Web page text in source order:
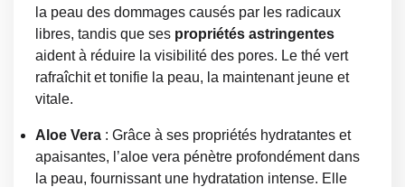
la peau des dommages causés par les radicaux
libres, tandis que ses propriétés astringentes
aident à réduire la visibilité des pores. Le thé vert
rafraîchit et tonifie la peau, la maintenant jeune et
vitale.
Aloe Vera : Grâce à ses propriétés hydratantes et
apaisantes, l’aloe vera pénètre profondément dans
la peau, fournissant une hydratation intense. Elle